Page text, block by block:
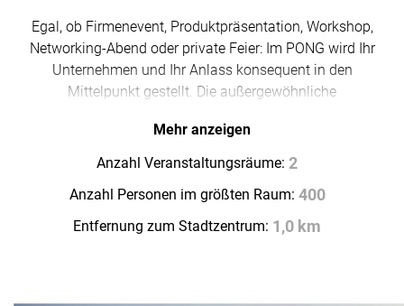
Mehr anzeigen
Egal, ob Firmenevent, Produktpräsentation, Workshop,
Networking-Abend oder private Feier: Im PONG wird Ihr
Unternehmen und Ihr Anlass konsequent in den
Mittelpunkt gestellt. Die außergewöhnliche
Forums und überzeugt durch ihre zentrale Lage sowie
ein einzigartiges Zusammenspiel aus modernem
Das PONG bietet Ihnen eine stilvolle, urbane
Anzahl Veranstaltungsräume: 2
Anzahl Personen im größten Raum: 400
Entfernung zum Stadtzentrum: 1,0 km